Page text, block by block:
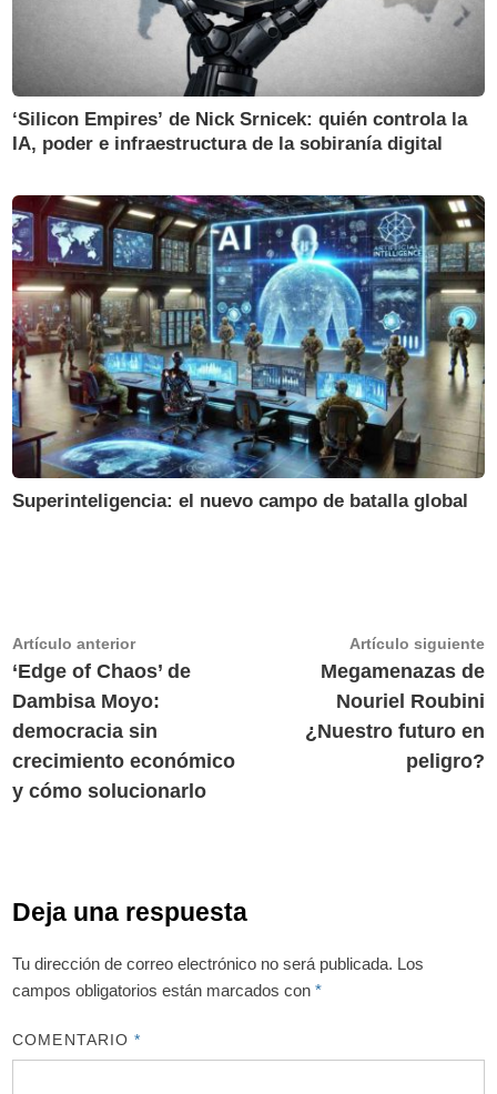
‘Silicon Empires’ de Nick Srnicek: quién controla la
IA, poder e infraestructura de la sobiranía digital
Superinteligencia: el nuevo campo de batalla global
Navegación
de
entradas
Artículo anteriorArtículo
anterior:
‘Edge of Chaos’ de
Dambisa Moyo:
democracia sin
crecimiento económico
y cómo solucionarlo
Artículo siguiente
Megamenazas de
Nouriel Roubini
¿Nuestro futuro en
peligro?
Deja una respuesta
Tu dirección de correo electrónico no será publicada. Los
campos obligatorios están marcados con*
COMENTARIO*